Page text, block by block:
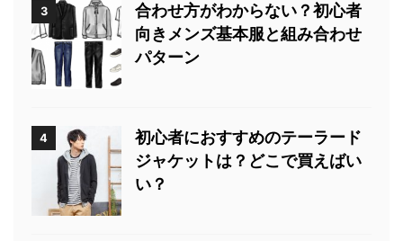
3
合わせ方がわからない？初心者
向きメンズ基本服と組み合わせ
パターン
4
初心者におすすめのテーラード
ジャケットは？どこで買えばい
い？